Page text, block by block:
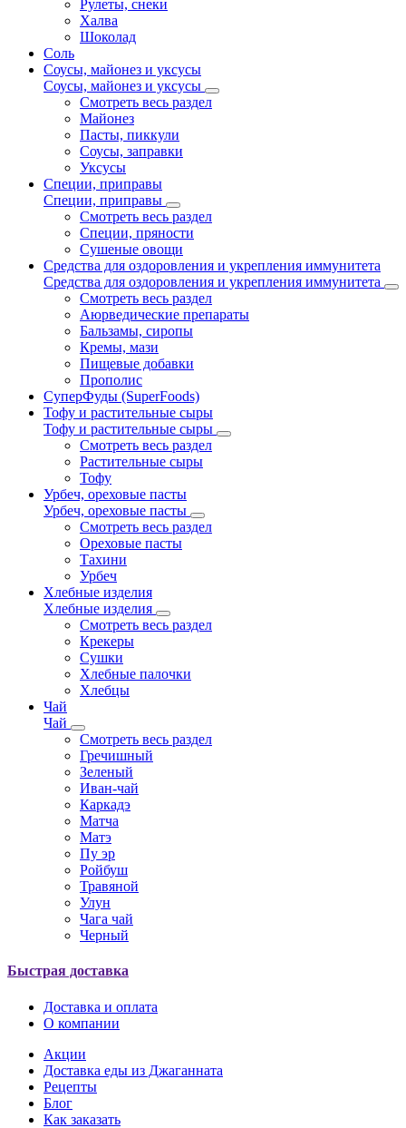
Рулеты, снеки
Халва
Шоколад
Соль
Соусы, майонез и уксусы
Соусы, майонез и уксусы
Смотреть весь раздел
Майонез
Пасты, пиккули
Соусы, заправки
Уксусы
Специи, приправы
Специи, приправы
Смотреть весь раздел
Специи, пряности
Сушеные овощи
Средства для оздоровления и укрепления иммунитета
Средства для оздоровления и укрепления иммунитета
Смотреть весь раздел
Аюрведические препараты
Бальзамы, сиропы
Кремы, мази
Пищевые добавки
Прополис
СуперФуды (SuperFoods)
Тофу и растительные сыры
Тофу и растительные сыры
Смотреть весь раздел
Растительные сыры
Тофу
Урбеч, ореховые пасты
Урбеч, ореховые пасты
Смотреть весь раздел
Ореховые пасты
Тахини
Урбеч
Хлебные изделия
Хлебные изделия
Смотреть весь раздел
Крекеры
Сушки
Хлебные палочки
Хлебцы
Чай
Чай
Смотреть весь раздел
Гречишный
Зеленый
Иван-чай
Каркадэ
Матча
Матэ
Пу эр
Ройбуш
Травяной
Улун
Чага чай
Черный
Быстрая доставка
Доставка и оплата
О компании
Акции
Доставка еды из Джаганната
Рецепты
Блог
Как заказать